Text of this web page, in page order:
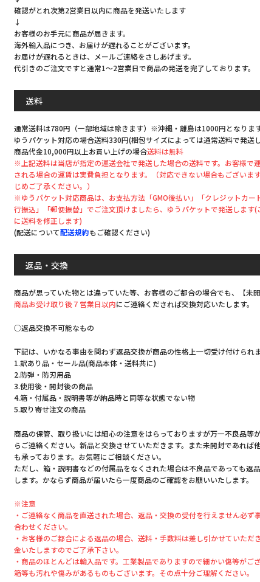
確認がとれ次第2営業日以内に商品を発送いたします
↓
お客様のお手元に商品が届きます。
海外輸入品につき、お届けが遅れることがございます。
お届けが遅れるときは、メールご連絡をさしあげます。
代引きのご注文ですと通常1～2営業日で商品の発送を完了しております。
送料
通常送料は780円（一部地域は除きます）※沖縄・離島は1000円となりま
ゆうパケット対応の場合送料330円(梱包サイズによっては通常送料で発送
商品代金10,000円以上お買い上げの場合送料は無料
※上記送料は当店が指定の運送会社で発送した場合の送料です。お客様で
される場合の運賃は実費負担となります。（対応できない場合もございま
じめご了承ください。）
※ゆうパケット対応商品は、お支払方法「GMO後払い」「クレジットカー
行振込」「郵便振替」でご注文頂けましたら、ゆうパケットで発送します(
に送料を修正します)
(配送について配送規約もご確認ください)
返品・交換
商品が思っていた物とは違っていた等、お客様のご都合の場合でも、【未開
商品お受け取り後７営業日以内にご連絡くだされば交換対応いたします。
◯返品交換不可能なもの
下記は、いかなる事由を問わず返品交換が商品の性格上一切受け付けられま
1.訳あり品・セール品(商品本体・送料共に)
2.防弾・防刃用品
3.使用後・開封後の商品
4.箱・付属品・説明書等が納品時と同等な状態でない物
5.取り寄せ注文の商品
商品の保管、取り扱いには細心の注意をはらっておりますが万一不良品等
らご連絡ください。新品と交換させていただきます。また未開封であれば
も承っております。お気軽にご相談ください。
ただし、箱・説明書などの付属品をなくされた場合は不良品であっても返
します。かならず商品が届いたら一度商品のご確認をお願いいたします。
※注意
・ご連絡なく商品を直送された場合、返品・交換の受付を行えません必ず
合わせください。
・お客様のご都合による返品の場合、送料・手数料は差し引かせていただ
金いたしますのでご了承下さい。
・商品のほとんどは輸入品です。工業製品でありますので細かい傷等がご
箱等も汚れや傷みがあるものもございます。その点十分ご理解ください。